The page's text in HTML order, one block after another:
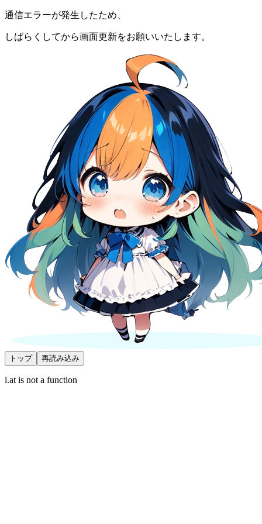
通信エラーが発生したため、
しばらくしてから画面更新をお願いいたします。
トップ 再読み込み
i.at is not a function